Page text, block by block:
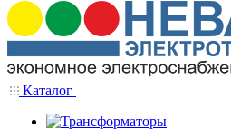
Каталог